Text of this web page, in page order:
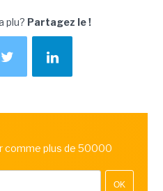
plu? Partagez le !
comme plus de 50000
OK